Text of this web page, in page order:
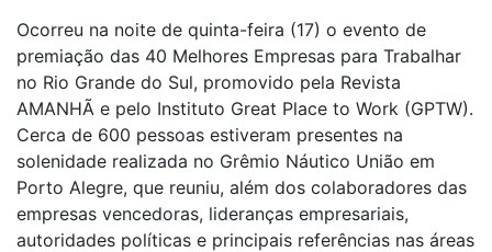
Ocorreu na noite de quinta-feira (17) o evento de
premiação das 40 Melhores Empresas para Trabalhar
no Rio Grande do Sul, promovido pela Revista
AMANHÃ e pelo Instituto Great Place to Work (GPTW).
Cerca de 600 pessoas estiveram presentes na
solenidade realizada no Grêmio Náutico União em
Porto Alegre, que reuniu, além dos colaboradores das
empresas vencedoras, lideranças empresariais,
autoridades políticas e principais referências nas áreas